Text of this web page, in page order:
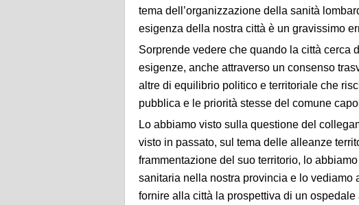
tema dell’organizzazione della sanità
esigenza della nostra città è un gravissimo
Sorprende vedere che quando la città cerca
esigenze, anche attraverso un consenso
altre di equilibrio politico e territoriale che
pubblica e le priorità stesse del comune
Lo abbiamo visto sulla questione del
visto in passato, sul tema delle alleanze
frammentazione del suo territorio, lo
sanitaria nella nostra provincia e lo vediamo
fornire alla città la prospettiva di un ospedale